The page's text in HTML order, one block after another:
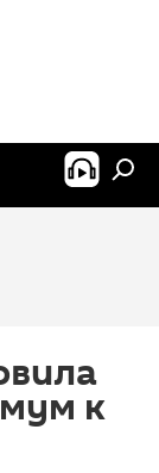
к